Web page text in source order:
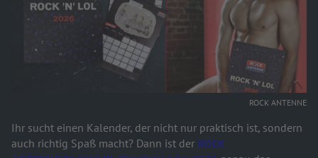
ROCK ANTENNE
Ihr sucht einen Kalender, der nicht nur praktisch ist, sondern
auch richtig Spaß macht? Dann ist der ROCK